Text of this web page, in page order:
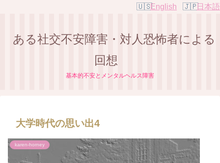
English 日本語
ある社交不安障害・対人恐怖者による
回想
基本的不安とメンタルヘルス障害
大学時代の思い出4
karen-horney